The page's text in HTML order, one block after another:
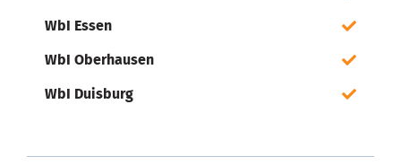
WbI Essen
WbI Oberhausen
WbI Duisburg